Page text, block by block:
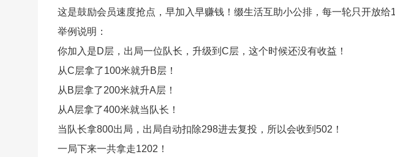
这是鼓励会员速度抢点，早加入早赚钱！缀生活互助小公排，每一轮只开放
举例说明：
你加入是D层，出局一位队长，升级到C层，这个时候还没有收益！
从C层拿了100米就升B层！
从B层拿了200米就升A层！
从A层拿了400米就当队长！
当队长拿800出局，出局自动扣除298进去复投，所以会收到502！
一局下来一共拿走1202！